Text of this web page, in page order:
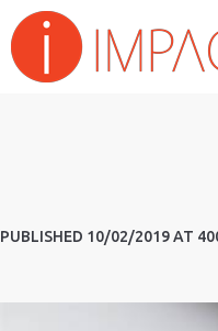
PUBLISHED 10/02/2019AT